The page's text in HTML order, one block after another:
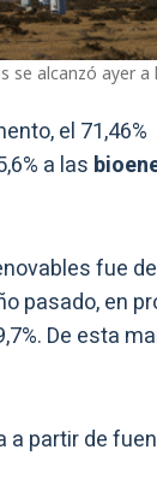
alcanzó ayer a
el 71,46%
a las
fue
pasado, en
De esta
a partir de